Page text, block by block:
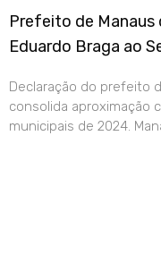
Prefeito de Manaus
Eduardo Braga ao
Declaração do prefeito
consolida aproximação
municipais de 2024.